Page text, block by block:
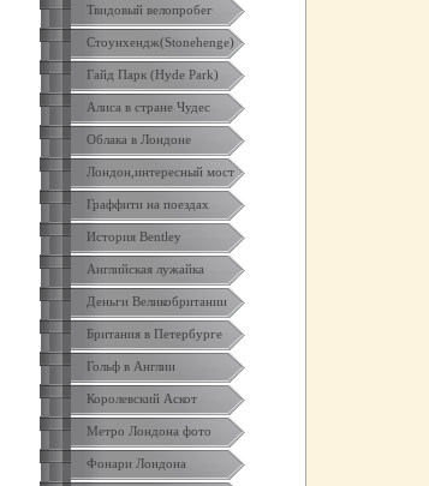
Твидовый велопробег
Стоунхендж(Stonehenge)
Гайд Парк (Hyde Park)
Алиса в стране Чудес
Облака в Лондоне
Лондон,интересный мост
Граффити на поездах
История Bentley
Английская лужайка
Деньги Великобритании
Британия в Петербурге
Гольф в Англии
Королевский Аскот
Метро Лондона фото
Фонари Лондона